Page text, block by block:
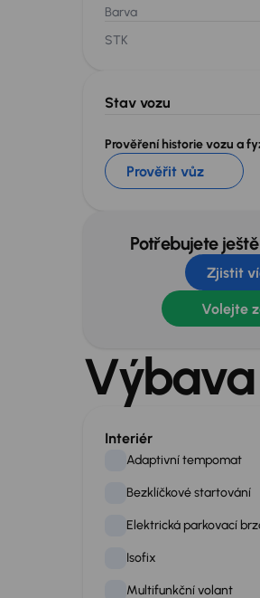
Barva
STK
Stav vozu
Prověření historie vozu a
Prověřit vůz
Potřebujete
Zjistit
Volejte
Výbava
Interiér
Adaptivní tempomat
Bezklíčkové startování
Elektrická parkovací
Isofix
Multifunkční volant